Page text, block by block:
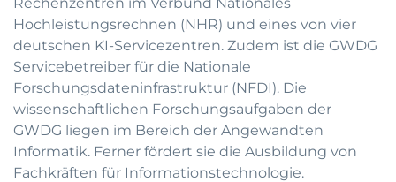
Hochleistungsrechnen (NHR) und eines von vier
deutschen KI-Servicezentren. Zudem ist die GWDG
Servicebetreiber für die Nationale
Forschungsdateninfrastruktur (NFDI). Die
wissenschaftlichen Forschungsaufgaben der
GWDG liegen im Bereich der Angewandten
Informatik. Ferner fördert sie die Ausbildung von
Fachkräften für Informationstechnologie.